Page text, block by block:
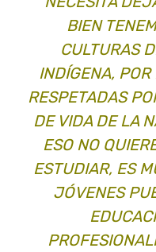
BIEN
CULTURAS
INDÍGENA,
RESPETADAS
DE VIDA DE LA
ESO NO
ESTUDIAR, ES
JÓVENES